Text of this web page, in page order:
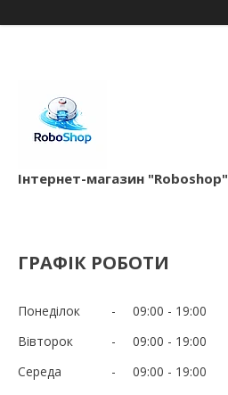
Інтернет-магазин "Roboshop"
ГРАФІК РОБОТИ
Понеділок 09:00
19:00
Вівторок
09:00
19:00
Середа
09:00
19:00